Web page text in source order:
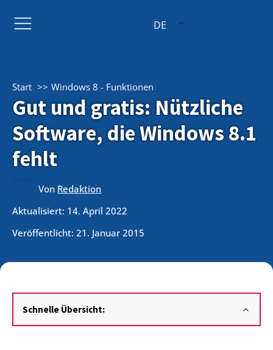
DE
Start Windows 8 - Funktionen
Gut und gratis: Nützliche
Software, die Windows 8.1
fehlt
Von Redaktion
Aktualisiert: 14. April 2022
Veröffentlicht: 21. Januar 2015
Schnelle Übersicht: